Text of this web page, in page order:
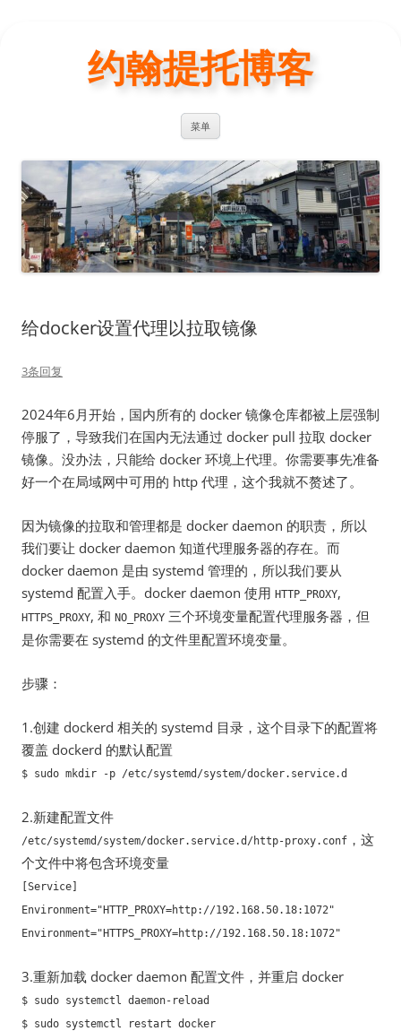
约翰提托博客
菜单
给docker设置代理以拉取镜像
3条回复
2024年6月开始，国内所有的 docker 镜像仓库都被上层强制
停服了，导致我们在国内无法通过 docker pull 拉取 docker
镜像。没办法，只能给 docker 环境上代理。你需要事先准备
好一个在局域网中可用的 http 代理，这个我就不赘述了。
因为镜像的拉取和管理都是 docker daemon 的职责，所以
我们要让 docker daemon 知道代理服务器的存在。而
docker daemon 是由 systemd 管理的，所以我们要从
systemd 配置入手。docker daemon 使用 HTTP_PROXY,
HTTPS_PROXY, 和 NO_PROXY 三个环境变量配置代理服务器，但
是你需要在 systemd 的文件里配置环境变量。
步骤：
1.创建 dockerd 相关的 systemd 目录，这个目录下的配置将
覆盖 dockerd 的默认配置
$ sudo mkdir -p /etc/systemd/system/docker.service.d
2.新建配置文件
/etc/systemd/system/docker.service.d/http-proxy.conf ，这
个文件中将包含环境变量
[Service]
Environment="HTTP_PROXY=http://192.168.50.18:1072"
Environment="HTTPS_PROXY=http://192.168.50.18:1072"
3.重新加载 docker daemon 配置文件，并重启 docker
$ sudo systemctl daemon-reload
$ sudo systemctl restart docker